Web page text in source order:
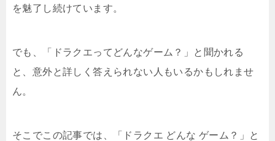
を魅了し続けています。
でも、「ドラクエってどんなゲーム？」と聞かれる
と、意外と詳しく答えられない人もいるかもしれませ
ん。
そこでこの記事では、「ドラクエ どんな ゲーム？」と